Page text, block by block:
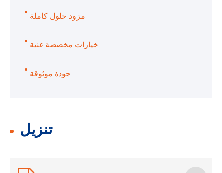
مزود حلول كاملة
خيارات مخصصة غنية
جودة موثوقة
تنزيل